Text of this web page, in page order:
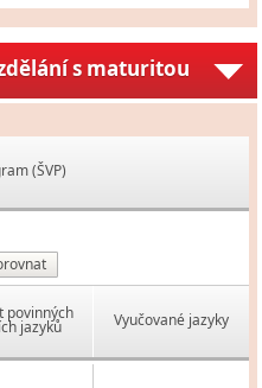
s maturitou
(ŠVP)
povinných
jazyků Vyučované jazyky